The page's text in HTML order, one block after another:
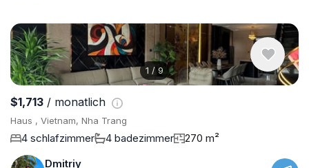
1 / 9
$1,713 / monatlich
Haus , Vietnam, Nha Trang
4 schlafzimmer 4 badezimmer
270 m²
Dmitriy